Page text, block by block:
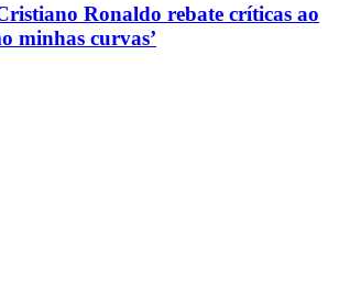
Ronaldo rebate críticas ao
minhas curvas’